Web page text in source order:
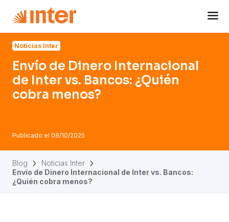
Noticias Inter
Envío de Dinero Internacional
de Inter vs. Bancos: ¿Quién
cobra menos?
Publicado el 08/10/2025
Blog
Noticias Inter
Envío de Dinero Internacional de Inter vs. Bancos:
¿Quién cobra menos?
Navigated to Envío de Dinero Internacional de Inter vs.